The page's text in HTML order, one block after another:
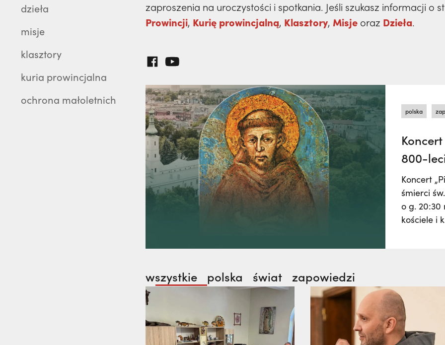
dzieła
misje
klasztory
kuria prowincjalna
ochrona małoletnich
zaproszenia na uroczystości i spotkania. Jeśli szukasz informacji o
Prowincji, Kurię prowincjalną, Klasztory, Misje oraz Dzieła.
polska
800-
Koncert
śmierci
o g. 20:30
kościele i
wszystkie polska świat zapowiedzi